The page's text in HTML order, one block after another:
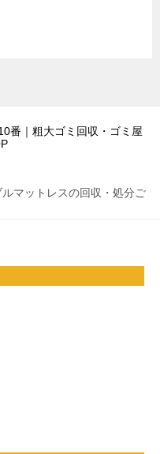
番｜粗大ゴミ回収・ゴミ屋
マットレスの回収・処分ご